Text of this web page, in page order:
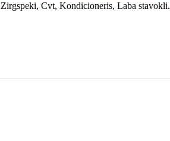
Cvt, Kondicioneris, Laba stavokli.